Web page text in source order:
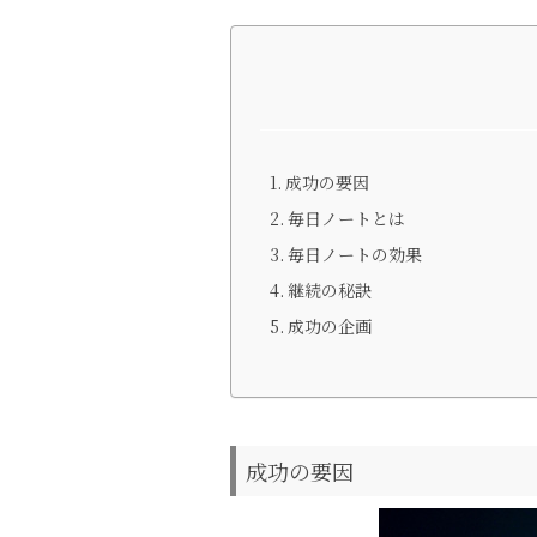
成功の要因
毎日ノートとは
毎日ノートの効果
継続の秘訣
成功の企画
成功の要因